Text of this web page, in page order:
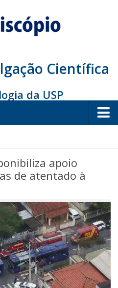
Científica
da USP
apoio
de atentado à